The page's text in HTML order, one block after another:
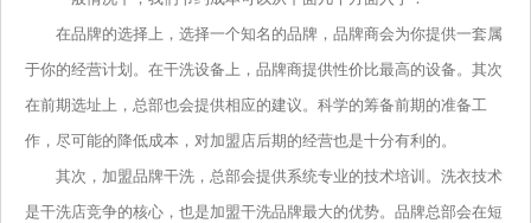
在品牌的选择上，选择一个知名的品牌，品牌商会为你提供一套属
于你的经营计划。在干洗设备上，品牌商提供性价比最高的设备。其次
在前期选址上，总部也会提供相应的建议。科学的筹备前期的准备工
作，尽可能的降低成本，对加盟店后期的经营也是十分有利的。
其次，加盟品牌干洗，总部会提供系统专业的技术培训。洗衣技术
是干洗店竞争的核心，也是加盟干洗品牌最大的优势。品牌总部会在短